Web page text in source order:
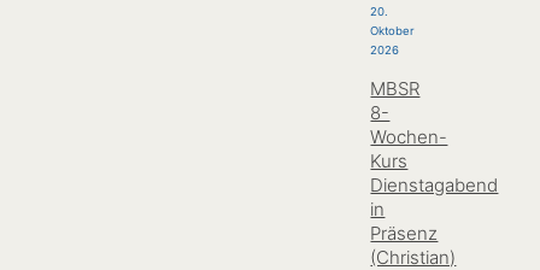
20.
Oktober
2026
MBSR
8-
Wochen-
Kurs
Dienstagabend
in
Präsenz
(Christian)